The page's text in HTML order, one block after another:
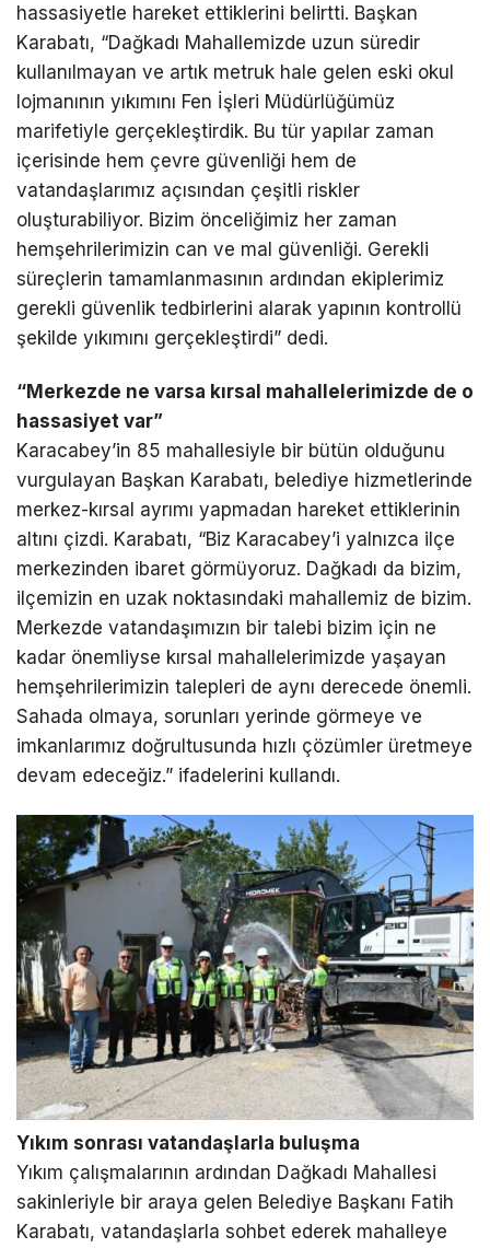
hassasiyetle hareket ettiklerini belirtti. Başkan
Karabatı, “Dağkadı Mahallemizde uzun süredir
kullanılmayan ve artık metruk hale gelen eski okul
lojmanının yıkımını Fen İşleri Müdürlüğümüz
marifetiyle gerçekleştirdik. Bu tür yapılar zaman
içerisinde hem çevre güvenliği hem de
vatandaşlarımız açısından çeşitli riskler
oluşturabiliyor. Bizim önceliğimiz her zaman
hemşehrilerimizin can ve mal güvenliği. Gerekli
süreçlerin tamamlanmasının ardından ekiplerimiz
gerekli güvenlik tedbirlerini alarak yapının kontrollü
şekilde yıkımını gerçekleştirdi” dedi.
“Merkezde ne varsa kırsal mahallelerimizde de o
hassasiyet var”
Karacabey’in 85 mahallesiyle bir bütün olduğunu
vurgulayan Başkan Karabatı, belediye hizmetlerinde
merkez-kırsal ayrımı yapmadan hareket ettiklerinin
altını çizdi. Karabatı, “Biz Karacabey’i yalnızca ilçe
merkezinden ibaret görmüyoruz. Dağkadı da bizim,
ilçemizin en uzak noktasındaki mahallemiz de bizim.
Merkezde vatandaşımızın bir talebi bizim için ne
kadar önemliyse kırsal mahallelerimizde yaşayan
hemşehrilerimizin talepleri de aynı derecede önemli.
Sahada olmaya, sorunları yerinde görmeye ve
imkanlarımız doğrultusunda hızlı çözümler üretmeye
devam edeceğiz.” ifadelerini kullandı.
Yıkım sonrası vatandaşlarla buluşma
Yıkım çalışmalarının ardından Dağkadı Mahallesi
sakinleriyle bir araya gelen Belediye Başkanı Fatih
Karabatı, vatandaşlarla sohbet ederek mahalleye